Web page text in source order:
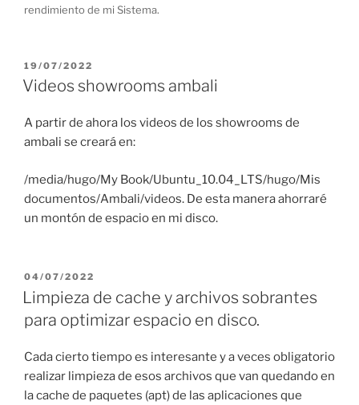
rendimiento de mi Sistema.
PUBLICADO
EL
19/07/2022
Videos showrooms ambali
A partir de ahora los videos de los showrooms de
ambali se creará en:
/media/hugo/My Book/Ubuntu_10.04_LTS/hugo/Mis
documentos/Ambali/videos. De esta manera ahorraré
un montón de espacio en mi disco.
PUBLICADO
EL
04/07/2022
Limpieza de cache y archivos sobrantes
para optimizar espacio en disco.
Cada cierto tiempo es interesante y a veces obligatorio
realizar limpieza de esos archivos que van quedando en
la cache de paquetes (apt) de las aplicaciones que